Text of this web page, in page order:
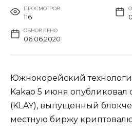
ПРОСМОТРОВ
116
ОБНОВЛЕНО
06.06.2020
Южнокорейский
Kakao 5 июня опубликовал
(KLAY), выпущенный
местную биржу